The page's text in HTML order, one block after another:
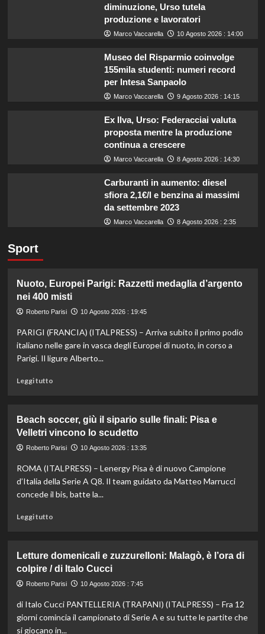
diminuzione, Urso tutela
produzione e lavoratori
Marco Vaccarella 10 Agosto 2026 : 14:00
Museo del Risparmio coinvolge
155mila studenti: numeri record
per Intesa Sanpaolo
Marco Vaccarella 9 Agosto 2026 : 14:15
Ex Ilva, Urso: Federacciai valuta
proposta mentre la produzione
continua a crescere
Marco Vaccarella 8 Agosto 2026 : 14:30
Carburanti in aumento: diesel
sfiora 2,1€/l e benzina ai massimi
da settembre 2023
Marco Vaccarella 8 Agosto 2026 : 2:35
Sport
Nuoto, Europei Parigi: Razzetti medaglia d’argento
nei 400 misti
Roberto Parisi 10 Agosto 2026 : 19:45
PARIGI (FRANCIA) (ITALPRESS) – Arriva subito il primo podio
italiano nelle gare in vasca degli Europei di nuoto, in corso a
Parigi. Il ligure Alberto...
Leggi tuttoLeggi
Nuoto,
Europei
Parigi:
medaglia
d’argento
nei
Beach soccer, giù il sipario sulle finali: Pisa e
Velletri vincono lo scudetto
Roberto Parisi 10 Agosto 2026 : 13:35
ROMA (ITALPRESS) – Lenergy Pisa è di nuovo Campione
d’Italia della Serie A Q8. Il team guidato da Matteo Marrucci
concede il bis, batte la...
Leggi tuttoLeggi
Beach
soccer,
giù
sipario
sulle
finali:
Letture domenicali e zuzzurelloni: Malagò, è l’ora di
colpire / di Italo Cucci
Roberto Parisi 10 Agosto 2026 : 7:45
di Italo Cucci PANTELLERIA (TRAPANI) (ITALPRESS) – Fra 12
giorni comincia il campionato di Serie A e su tutte le partite che
si giocano in...